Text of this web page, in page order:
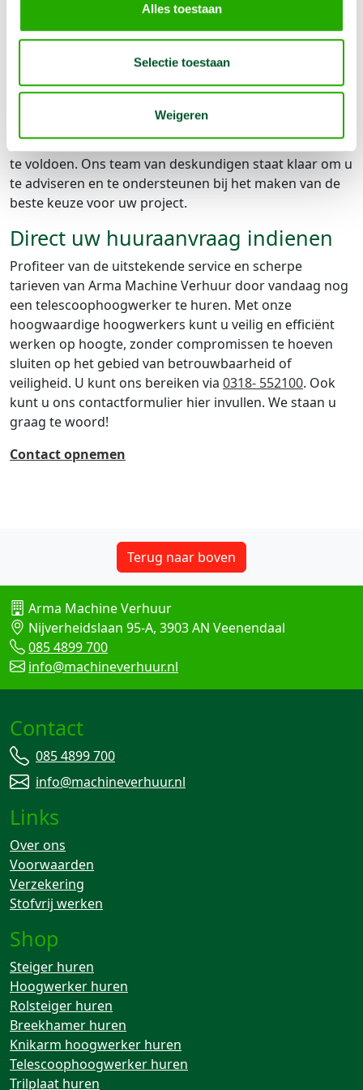
Alles toestaan
Selectie toestaan
Weigeren
Bij Arma Machine Verhuur maken wij het proces van
het huren van een telescoophoogwerker zo eenvoudig
en snel mogelijk. Via onze gebruiksvriendelijke website
kunt u de gewenste hoogwerker selecteren en direct
een huuraanvraag indienen. Of u nu een kniktelescoop
een ander type hoogwerker zoekt, wij hebben een
breed assortiment beschikbaar om aan uw behoeften
te voldoen. Ons team van deskundigen staat klaar om u
te adviseren en te ondersteunen bij het maken van de
beste keuze voor uw project.
Direct uw huuraanvraag indienen
Profiteer van de uitstekende service en scherpe
tarieven van Arma Machine Verhuur door vandaag nog
een telescoophoogwerker te huren. Met onze
hoogwaardige hoogwerkers kunt u veilig en efficiënt
werken op hoogte, zonder compromissen te hoeven
sluiten op het gebied van betrouwbaarheid of
veiligheid. U kunt ons bereiken via 0318- 552100. Ook
kunt u ons contactformulier hier invullen. We staan u
graag te woord!
Contact opnemen
Terug naar boven
Arma Machine Verhuur
Nijverheidslaan 95-A, 3903 AN Veenendaal
085 4899 700
info@machineverhuur.nl
Contact
085 4899 700
info@machineverhuur.nl
Links
Over ons
Voorwaarden
Verzekering
Stofvrij werken
Shop
Steiger huren
Hoogwerker huren
Rolsteiger huren
Breekhamer huren
Knikarm hoogwerker huren
Telescoophoogwerker huren
Trilplaat huren